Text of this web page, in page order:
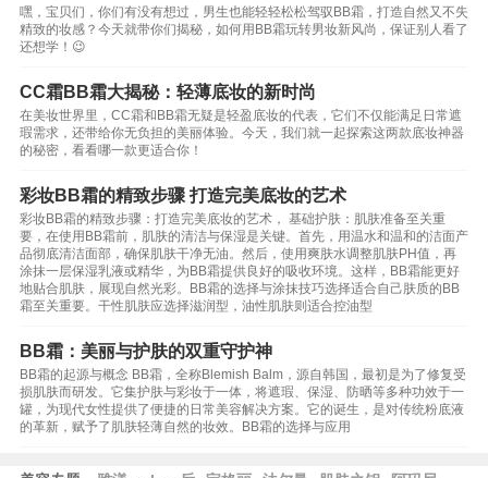
嘿，宝贝们，你们有没有想过，男生也能轻轻松松驾驭BB霜，打造自然又不失
精致的妆感？今天就带你们揭秘，如何用BB霜玩转男妆新风尚，保证别人看了
还想学！😉
CC霜BB霜大揭秘：轻薄底妆的新时尚
在美妆世界里，CC霜和BB霜无疑是轻盈底妆的代表，它们不仅能满足日常遮
瑕需求，还带给你无负担的美丽体验。今天，我们就一起探索这两款底妆神器
的秘密，看看哪一款更适合你！
彩妆BB霜的精致步骤 打造完美底妆的艺术
彩妆BB霜的精致步骤：打造完美底妆的艺术， 基础护肤：肌肤准备至关重
要，在使用BB霜前，肌肤的清洁与保湿是关键。首先，用温水和温和的洁面产
品彻底清洁面部，确保肌肤干净无油。然后，使用爽肤水调整肌肤PH值，再
涂抹一层保湿乳液或精华，为BB霜提供良好的吸收环境。这样，BB霜能更好
地贴合肌肤，展现自然光彩。BB霜的选择与涂抹技巧选择适合自己肤质的BB
霜至关重要。干性肌肤应选择滋润型，油性肌肤则适合控油型
BB霜：美丽与护肤的双重守护神
BB霜的起源与概念 BB霜，全称Blemish Balm，源自韩国，最初是为了修复受
损肌肤而研发。它集护肤与彩妆于一体，将遮瑕、保湿、防晒等多种功效于一
罐，为现代女性提供了便捷的日常美容解决方案。它的诞生，是对传统粉底液
的革新，赋予了肌肤轻薄自然的妆效。BB霜的选择与应用